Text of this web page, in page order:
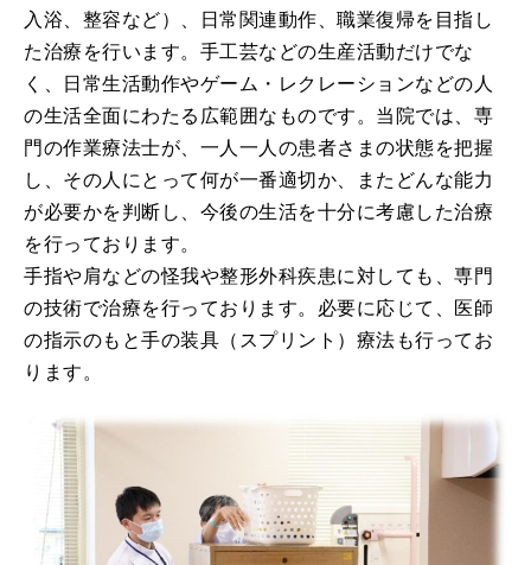
入浴、整容など）、日常関連動作、職業復帰を目指し
た治療を行います。手工芸などの生産活動だけでな
く、日常生活動作やゲーム・レクレーションなどの人
の生活全面にわたる広範囲なものです。当院では、専
門の作業療法士が、一人一人の患者さまの状態を把握
し、その人にとって何が一番適切か、またどんな能力
が必要かを判断し、今後の生活を十分に考慮した治療
を行っております。
手指や肩などの怪我や整形外科疾患に対しても、専門
の技術で治療を行っております。必要に応じて、医師
の指示のもと手の装具（スプリント）療法も行ってお
ります。